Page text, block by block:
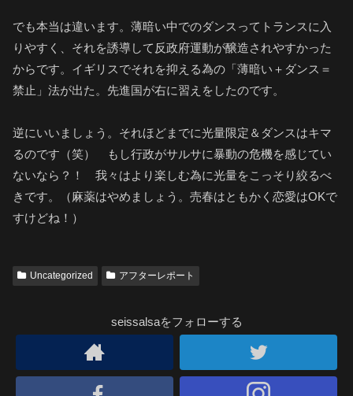
でも本当は違います。薄暗い中でのダンスってトランスに入
りやすく、それを誘導して反政府運動が醸造されやすかった
からです。イギリスでそれを抑える為の「薄暗い＋ダンス＝
禁止」法が出た。先進国が右に習えをしたのです。
逆にいいましょう。それほどまでに光量限定＆ダンスはキマ
るのです（笑） もし行政がサルサに暴動の危機を感じてい
ないなら？！ 我々はより楽しむ為に光量をこっそり絞るべ
きです。（麻薬はやめましょう。売春はともかく恋愛はOKで
すけどね！）
Uncategorized アフターレポート
seissalsaをフォローする